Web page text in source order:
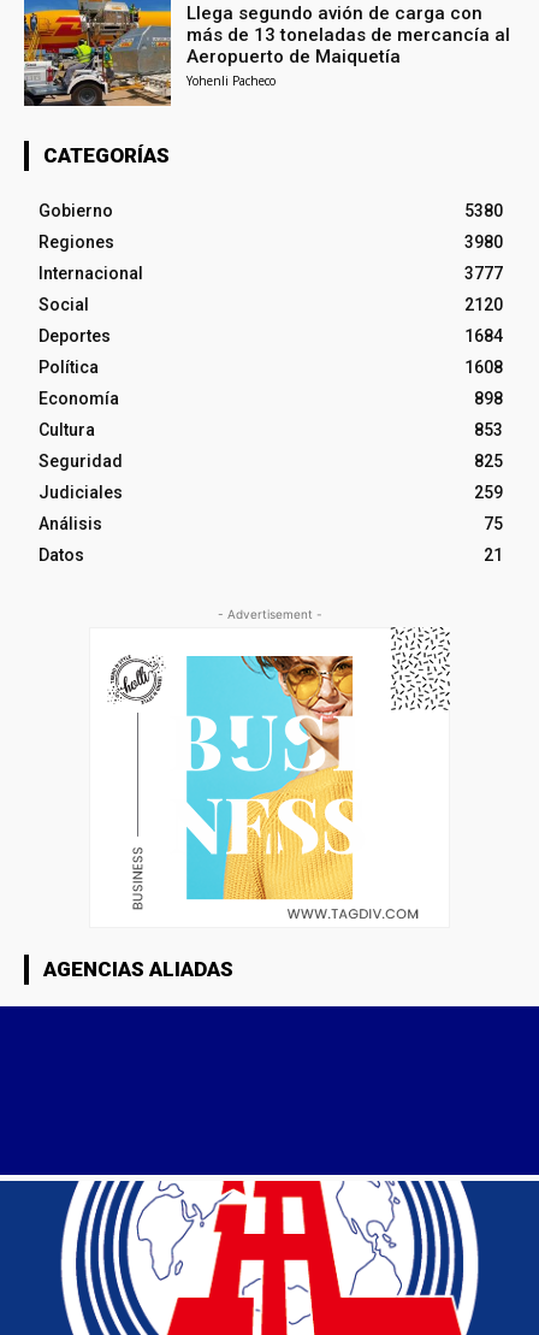
Llega segundo avión de carga con
más de 13 toneladas de mercancía al
Aeropuerto de Maiquetía
Yohenli Pacheco
CATEGORÍAS
Gobierno
5380
Regiones
3980
Internacional
3777
Social
2120
Deportes
1684
Política
1608
Economía
898
Cultura
853
Seguridad
825
Judiciales
259
Análisis
75
Datos
21
- Advertisement -
AGENCIAS ALIADAS